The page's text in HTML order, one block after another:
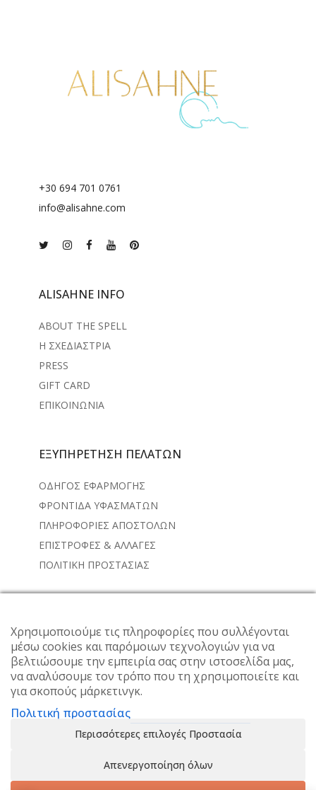
+30 694 701 0761
info@alisahne.com
ALISAHNE INFO
ABOUT THE SPELL
Η ΣΧΕΔΙΑΣΤΡΙΑ
PRESS
GIFT CARD
ΕΠΙΚΟΙΝΩΝΙΑ
ΕΞΥΠΗΡΕΤΗΣΗ ΠΕΛΑΤΩΝ
ΟΔΗΓΟΣ ΕΦΑΡΜΟΓΗΣ
ΦΡΟΝΤΙΔΑ ΥΦΑΣΜΑΤΩΝ
ΠΛΗΡΟΦΟΡΙΕΣ ΑΠΟΣΤΟΛΩΝ
ΕΠΙΣΤΡΟΦΕΣ & ΑΛΛΑΓΕΣ
ΠΟΛΙΤΙΚΗ ΠΡΟΣΤΑΣΙΑΣ
Subscribe to the weekly newsletter for all the latest
updates
Χρησιμοποιούμε τις πληροφορίες που συλλέγονται
μέσω cookies και παρόμοιων τεχνολογιών για να
βελτιώσουμε την εμπειρία σας στην ιστοσελίδα μας,
να αναλύσουμε τον τρόπο που τη χρησιμοποιείτε και
για σκοπούς μάρκετινγκ.
Πολιτική προστασίας
Περισσότερες επιλογές Προστασία
Απενεργοποίηση όλων